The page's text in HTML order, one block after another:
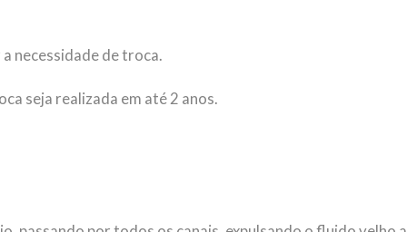
necessidade de troca.
seja realizada em até 2 anos.